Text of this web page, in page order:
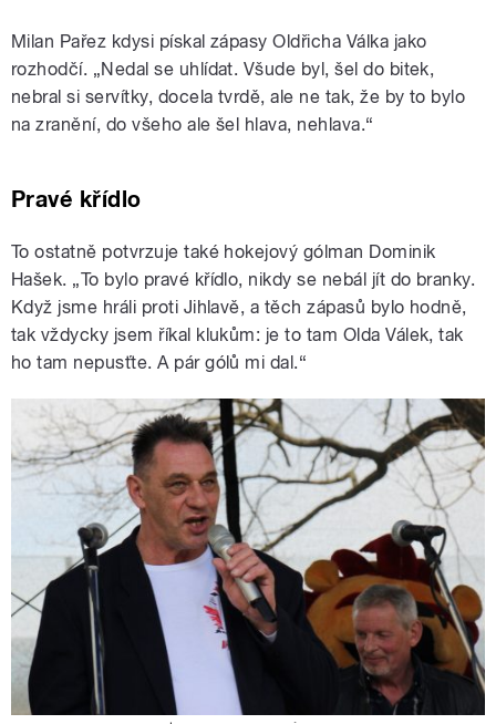
Milan Pařez kdysi pískal zápasy Oldřicha Válka jako
rozhodčí. „Nedal se uhlídat. Všude byl, šel do bitek,
nebral si servítky, docela tvrdě, ale ne tak, že by to bylo
na zranění, do všeho ale šel hlava, nehlava.“
Pravé křídlo
To ostatně potvrzuje také hokejový gólman Dominik
Hašek. „To bylo pravé křídlo, nikdy se nebál jít do branky.
Když jsme hráli proti Jihlavě, a těch zápasů bylo hodně,
tak vždycky jsem říkal klukům: je to tam Olda Válek, tak
ho tam nepusťte. A pár gólů mi dal.“